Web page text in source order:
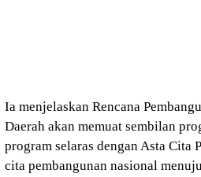
Ia menjelaskan Rencana
Daerah akan memuat sembilan
program selaras dengan Asta Cita
cita pembangunan nasional